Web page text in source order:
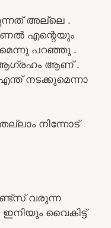
അല്ലെ .
എന്റെയും
പറഞ്ഞു .
ആഗ്രഹം ആണ് .
നടക്കുമെന്നാ
നിന്നോട്
വരുന്ന
ഇനിയും വൈകിട്ട്